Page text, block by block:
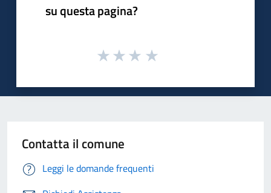
su questa pagina?
Contatta il comune
Leggi le domande frequenti